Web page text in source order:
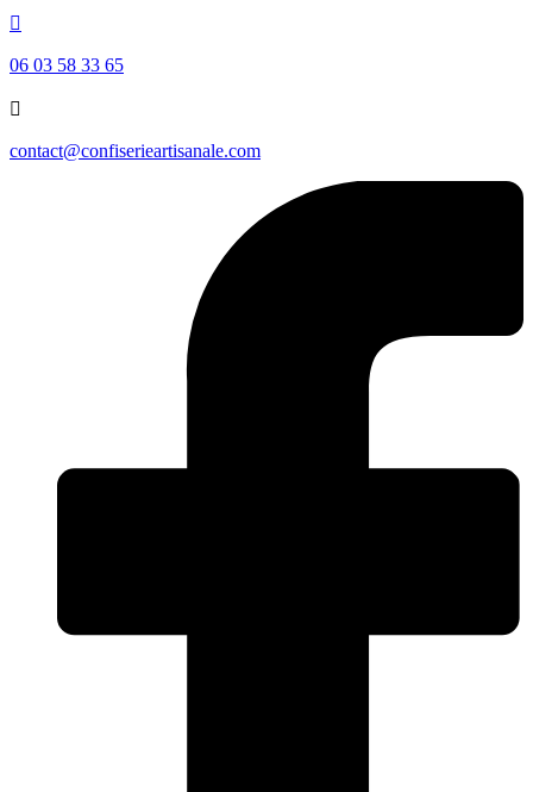

06 03 58 33 65

contact@confiserieartisanale.com